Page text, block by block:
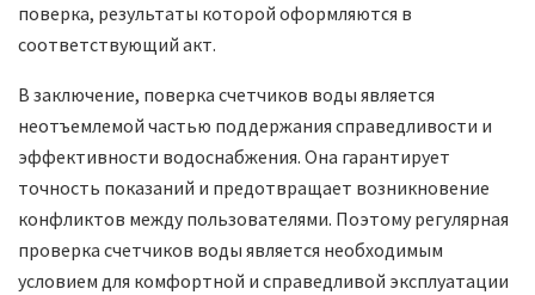
поверка, результаты которой оформляются в
соответствующий акт.
В заключение, поверка счетчиков воды является
неотъемлемой частью поддержания справедливости и
эффективности водоснабжения. Она гарантирует
точность показаний и предотвращает возникновение
конфликтов между пользователями. Поэтому регулярная
проверка счетчиков воды является необходимым
условием для комфортной и справедливой эксплуатации